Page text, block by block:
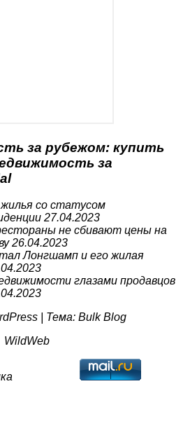
за рубежом: купить
за
со статусом
27.04.2023
не сбивают цены на
26.04.2023
Лонгшамп и его жилая
глазами продавцов
Тема: Bulk Blog
WildWeb